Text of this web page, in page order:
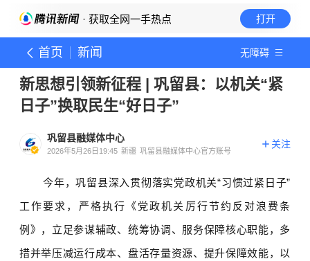
· 获取全网一手热点 打开
首页 新闻 无障碍
新思想引领新征程 | 巩留县：以机关“紧
日子”换取民生“好日子”
巩留县融媒体中心
2026年5月26日19:45 新疆 巩留县融媒体中心官方账号
关注
今年，巩留县深入贯彻落实党政机关“习惯过紧日子”
工作要求，严格执行《党政机关厉行节约反对浪费条
例》，立足参谋辅政、统筹协调、服务保障核心职能，多
措并举压减运行成本、盘活存量资源、提升保障效能，以